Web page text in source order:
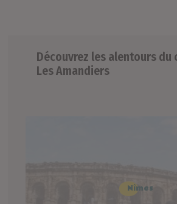
Découvrez les alentours du
Les Amandiers
Nîmes